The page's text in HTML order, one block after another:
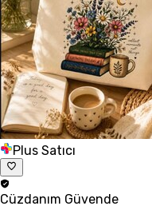
Plus Satıcı
Cüzdanım Güvende